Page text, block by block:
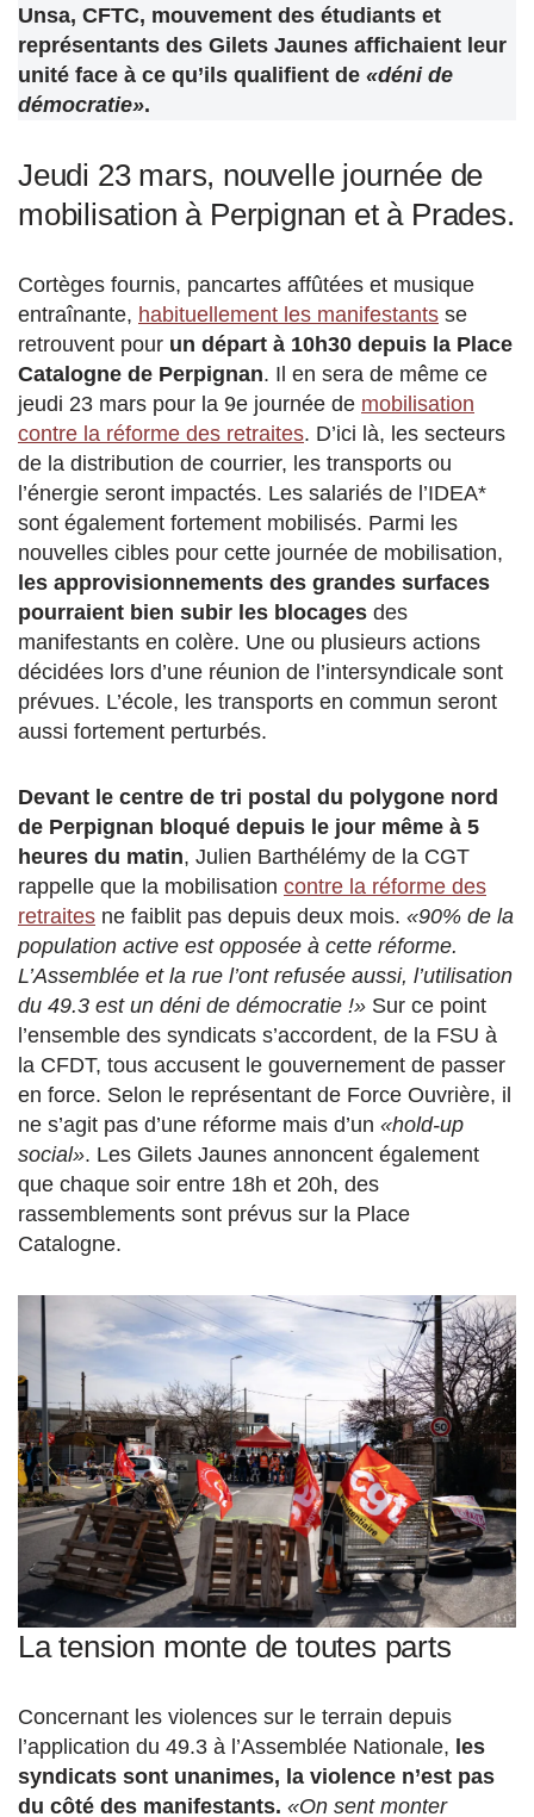
Unsa, CFTC, mouvement des étudiants et
représentants des Gilets Jaunes affichaient leur
unité face à ce qu’ils qualifient de «déni de
démocratie».
Jeudi 23 mars, nouvelle journée de
mobilisation à Perpignan et à Prades.
Cortèges fournis, pancartes affûtées et musique
entraînante, habituellement les manifestants se
retrouvent pour un départ à 10h30 depuis la Place
Catalogne de Perpignan. Il en sera de même ce
jeudi 23 mars pour la 9e journée de mobilisation
contre la réforme des retraites. D’ici là, les secteurs
de la distribution de courrier, les transports ou
l’énergie seront impactés. Les salariés de l’IDEA*
sont également fortement mobilisés. Parmi les
nouvelles cibles pour cette journée de mobilisation,
les approvisionnements des grandes surfaces
pourraient bien subir les blocages des
manifestants en colère. Une ou plusieurs actions
décidées lors d’une réunion de l’intersyndicale sont
prévues. L’école, les transports en commun seront
aussi fortement perturbés.
Devant le centre de tri postal du polygone nord
de Perpignan bloqué depuis le jour même à 5
heures du matin, Julien Barthélémy de la CGT
rappelle que la mobilisation contre la réforme des
retraites ne faiblit pas depuis deux mois. «90% de la
population active est opposée à cette réforme.
L’Assemblée et la rue l’ont refusée aussi, l’utilisation
du 49.3 est un déni de démocratie !» Sur ce point
l’ensemble des syndicats s’accordent, de la FSU à
la CFDT, tous accusent le gouvernement de passer
en force. Selon le représentant de Force Ouvrière, il
ne s’agit pas d’une réforme mais d’un «hold-up
social». Les Gilets Jaunes annoncent également
que chaque soir entre 18h et 20h, des
rassemblements sont prévus sur la Place
Catalogne.
La tension monte de toutes parts
Concernant les violences sur le terrain depuis
l’application du 49.3 à l’Assemblée Nationale, les
syndicats sont unanimes, la violence n’est pas
du côté des manifestants. «On sent monter